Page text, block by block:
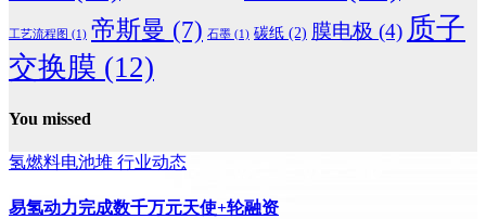
工艺流程图 (1) 帝斯曼 (7) 石墨 (1) 碳纸 (2) 膜电极 (4) 质子
交换膜 (12)
You missed
氢燃料电池堆 行业动态
易氢动力完成数千万元天使+轮融资